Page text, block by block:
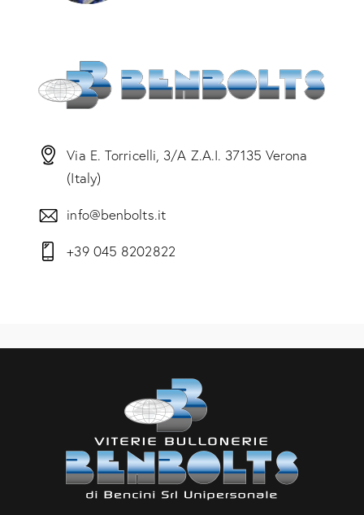
Via E. Torricelli, 3/A Z.A.I. 37135 Verona
(Italy)
info@benbolts.it
+39 045 8202822